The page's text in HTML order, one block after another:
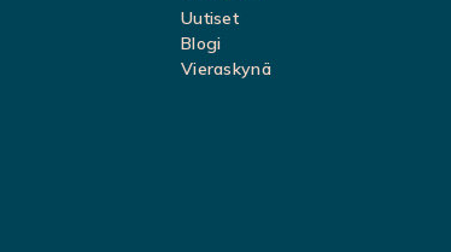
Uutiset
Blogi
Vieraskynä